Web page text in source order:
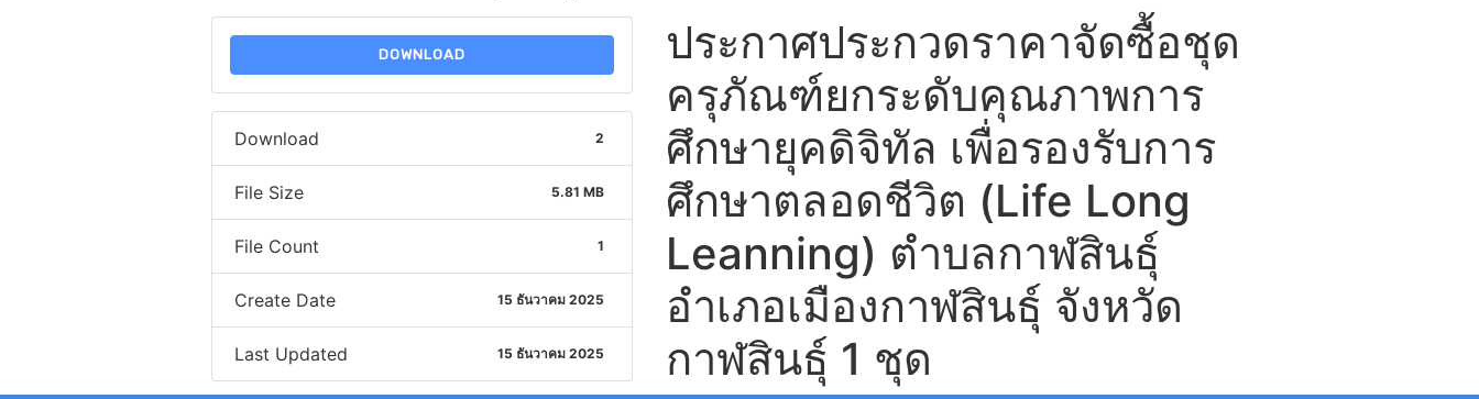
DOWNLOAD
Download 2
File Size 5.81 MB
File Count 1
Create Date 15 ธันวาคม 2025
Last Updated 15 ธันวาคม 2025
ประกาศประกวดราคาจัดซื้อชุด
ครุภัณฑ์ยกระดับคุณภาพการ
ศึกษายุคดิจิทัล เพื่อรองรับการ
ศึกษาตลอดชีวิต (Life Long
Leanning) ตำบลกาฬสินธุ์
อำเภอเมืองกาฬสินธุ์ จังหวัด
กาฬสินธุ์ 1 ชุด